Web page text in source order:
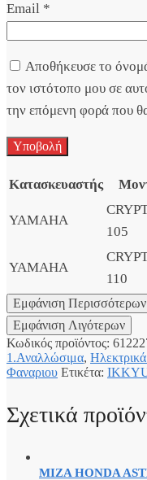
Email *
Αποθήκευσε το
τον ιστότοπο μου σε
την επόμενη φορά που
Κατασκευαστής
YAMAHA
105
YAMAHA
110
Κωδικός προϊόντος:
1.Αναλλώσιμα,
Φαναριου Ετικέτα:
Σχετικά
ΜΙΖΑ HONDA